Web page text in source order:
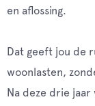
en aflossing.
Dat geeft jou de
woonlasten,
Na deze drie